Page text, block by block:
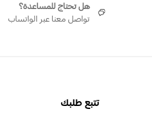
هل تحتاج للمساعدة؟
تواصل معنا عبر الواتساب
تتبع طلبك